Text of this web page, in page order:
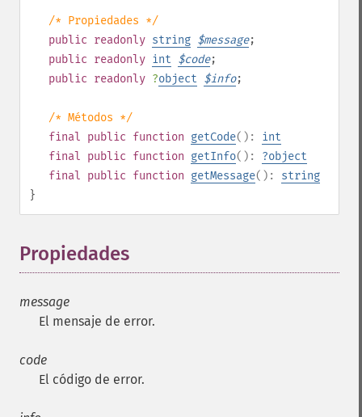
/* Propiedades */
public readonly string $message;
public readonly int $code;
public readonly ?object $info;
/* Métodos */
final public function getCode(): int
final public function getInfo(): ?object
final public function getMessage(): string
}
Propiedades
message
El mensaje de error.
code
El código de error.